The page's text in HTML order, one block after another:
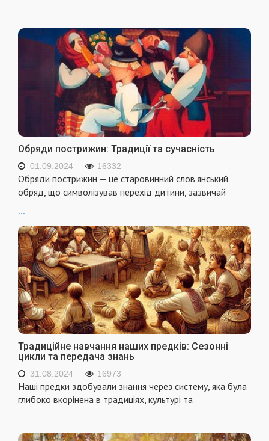
Обряди пострижин: Традиції та сучасність
01.09.2024 16332
Обряди пострижин — це старовинний слов'янський
обряд, що символізував перехід дитини, зазвичай
Традиційне навчання наших предків: Сезонні
цикли та передача знань
31.08.2024 16973
Наші предки здобували знання через систему, яка була
глибоко вкорінена в традиціях, культурі та
...